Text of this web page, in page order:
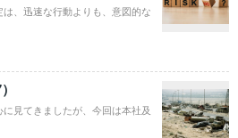
、迅速な行動よりも、意図的な
見てきましたが、今回は本社及